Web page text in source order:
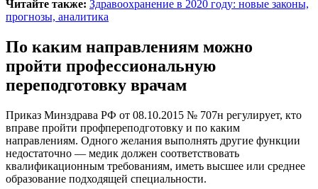
Читайте также: Здравоохранение в 2020 году: новые законы,
прогнозы, аналитика
По каким направлениям можно
пройти профессиональную
переподготовку врачам
Приказ Минздрава РФ от 08.10.2015 № 707н регулирует, кто
вправе пройти профпереподготовку и по каким
направлениям. Одного желания выполнять другие функции
недостаточно — медик должен соответствовать
квалификационным требованиям, иметь высшее или среднее
образование подходящей специальности.